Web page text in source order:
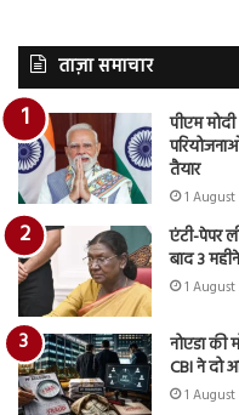
ताज़ा समाचार
पीएम
तैयार
1 August
एंटी-पेपर
बाद 3
1
नोएडा की
CBI ने दो
1 August